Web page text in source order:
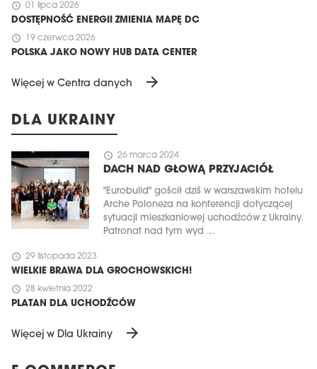
schedule 01 lipca 2026
DOSTĘPNOŚĆ ENERGII ZMIENIA MAPĘ DC
schedule 19 czerwca 2026
POLSKA JAKO NOWY HUB DATA CENTER
Więcej w Centra danych arrow_forward
DLA UKRAINY
schedule 26 marca 2024
DACH NAD GŁOWĄ PRZYJACIÓŁ
"Eurobuild" gościł dziś w warszawskim hotelu
Arche Poloneza na konferencji dotyczącej
sytuacji mieszkaniowej uchodźców z Ukrainy.
Patronat nad tym wyd ...
schedule 29 listopada 2023
WIELKIE BRAWA DLA GROCHOWSKICH!
schedule 28 kwietnia 2022
PLATAN DLA UCHODŹCÓW
Więcej w Dla Ukrainy arrow_forward